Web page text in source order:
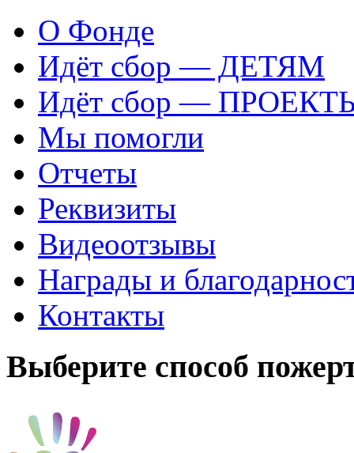
О Фонде
Идёт сбор — ДЕТЯМ
Идёт сбор —
Мы помогли
Отчеты
Реквизиты
Видеоотзывы
Награды и
Контакты
Выберите способ